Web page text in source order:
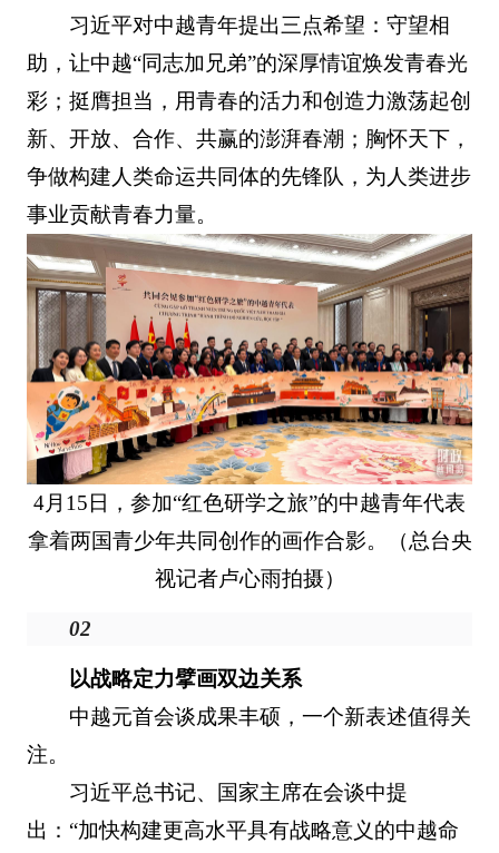
习近平对中越青年提出三点希望：守望相
助，让中越“同志加兄弟”的深厚情谊焕发青春光
彩；挺膺担当，用青春的活力和创造力激荡起创
新、开放、合作、共赢的澎湃春潮；胸怀天下，
争做构建人类命运共同体的先锋队，为人类进步
事业贡献青春力量。
4月15日，参加“红色研学之旅”的中越青年代表
拿着两国青少年共同创作的画作合影。（总台央
视记者卢心雨拍摄）
02
以战略定力擘画双边关系
中越元首会谈成果丰硕，一个新表述值得关
注。
习近平总书记、国家主席在会谈中提
出：“加快构建更高水平具有战略意义的中越命